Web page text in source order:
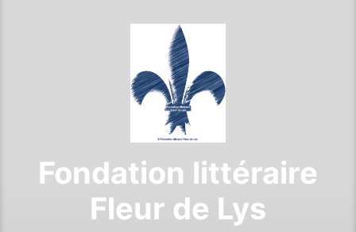
Fondation littéraire
Fleur de Lys